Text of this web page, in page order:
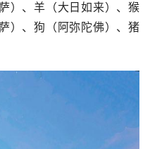
）、羊（大日如来）、猴
）、狗（阿弥陀佛）、猪